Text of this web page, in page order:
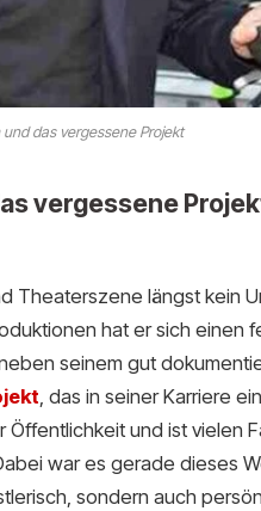
und das vergessene Projekt
vergessene
Theaterszene längst kein
hat er sich einen
seinem gut
, das in seiner Karriere
und ist vielen
war es gerade dieses
sondern auch